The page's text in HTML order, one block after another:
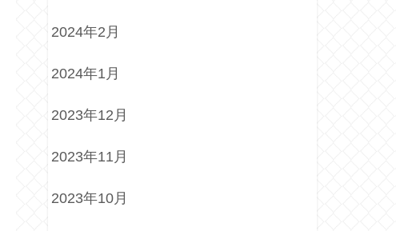
2024年2月
2024年1月
2023年12月
2023年11月
2023年10月